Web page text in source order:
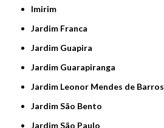
Imirim
Jardim Franca
Jardim Guapira
Jardim Guarapiranga
Jardim Leonor Mendes de Barros
Jardim São Bento
Jardim São Paulo